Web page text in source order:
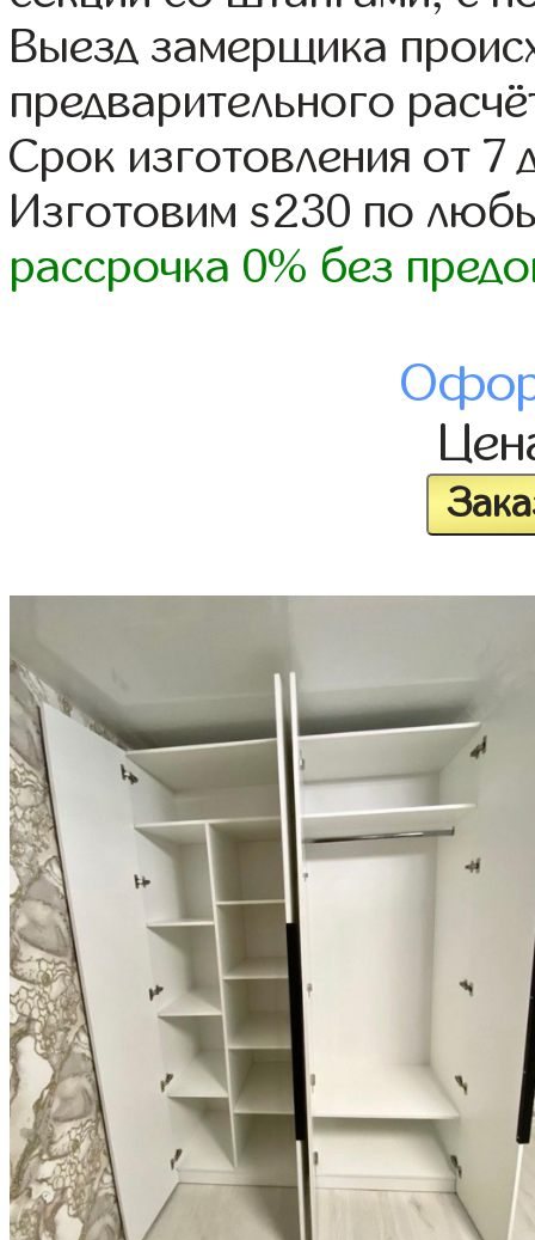
Выезд замерщика
предварительного
Срок изготовления от 7
Изготовим s230 по
рассрочка 0% без